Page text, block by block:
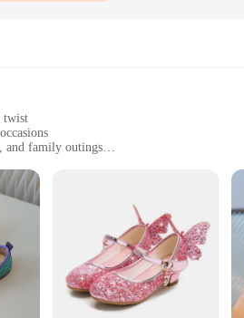
twist
and family outings
to clean
for girls. Designed with the
child's feet are cushioned and
your little one's busy lifestyle.